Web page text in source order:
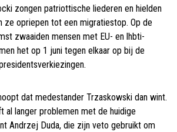
zongen patriottische liederen en hielden
ze opriepen tot een migratiestop. Op de
zwaaiden mensen met EU- en lhbti-
het op 1 juni tegen elkaar op bij de
dat medestander Trzaskowski dan wint.
al langer problemen met de huidige
Andrzej Duda, die zijn veto gebruikt om